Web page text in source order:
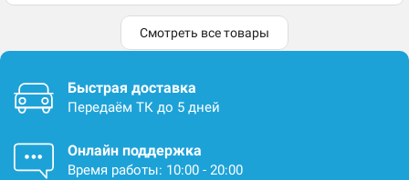
Смотреть все товары
Быстрая доставка
Передаём ТК до 5 дней
Онлайн поддержка
Время работы: 10:00 - 20:00